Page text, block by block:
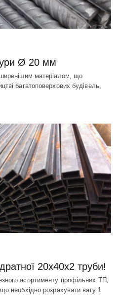
Ø 20 мм
матеріалом, що
багатоповерхових будівель,
20х40х2 труби!
асортименту профільних ТП,
необхідно розрахувати вагу 1